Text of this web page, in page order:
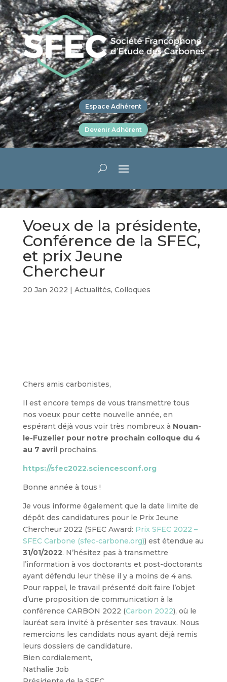
Espace Adhérent
Devenir Adhérent
Voeux de la présidente,
Conférence de la SFEC,
et prix Jeune
Chercheur
20 Jan 2022 Actualités, Colloques
Chers amis carbonistes,
Il est encore temps de vous transmettre tous
nos voeux pour cette nouvelle année, en
espérant déjà vous voir très nombreux à Nouan-
le-Fuzelier pour notre prochain colloque du 4
au 7 avril prochains.
https://sfec2022.sciencesconf.org
Bonne année à tous !
Je vous informe également que la date limite de
dépôt des candidatures pour le Prix Jeune
Chercheur 2022 (SFEC Award: Prix SFEC 2022 –
SFEC Carbone (sfec-carbone.org)) est étendue au
31/01/2022. N’hésitez pas à transmettre
l’information à vos doctorants et post-doctorants
ayant défendu leur thèse il y a moins de 4 ans.
Pour rappel, le travail présenté doit faire l’objet
d’une proposition de communication à la
conférence CARBON 2022 (Carbon 2022), où le
lauréat sera invité à présenter ses travaux. Nous
remercions les candidats nous ayant déjà remis
leurs dossiers de candidature.
Bien cordialement,
Nathalie Job